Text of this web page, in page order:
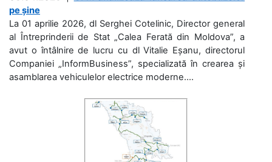
pe șine
La 01 aprilie 2026, dl Serghei Cotelinic, Director general
al Întreprinderii de Stat „Calea Ferată din Moldova”, a
avut o întâlnire de lucru cu dl Vitalie Eșanu, directorul
Companiei „InformBusiness”, specializată în crearea și
asamblarea vehiculelor electrice moderne....